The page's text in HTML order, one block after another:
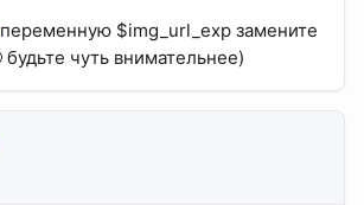
переменную $img_url_exp замените
чуть внимательнее)